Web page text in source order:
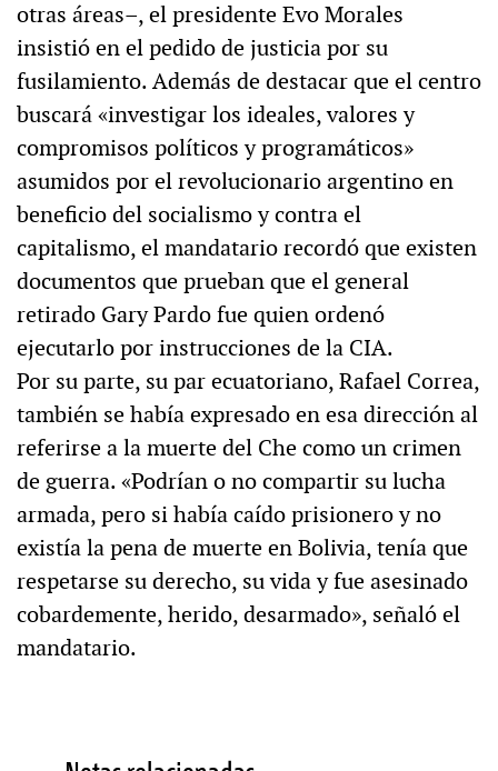
otras áreas–, el presidente Evo Morales
insistió en el pedido de justicia por su
fusilamiento. Además de destacar que el centro
buscará «investigar los ideales, valores y
compromisos políticos y programáticos»
asumidos por el revolucionario argentino en
beneficio del socialismo y contra el
capitalismo, el mandatario recordó que existen
documentos que prueban que el general
retirado Gary Pardo fue quien ordenó
ejecutarlo por instrucciones de la CIA.
Por su parte, su par ecuatoriano, Rafael Correa,
también se había expresado en esa dirección al
referirse a la muerte del Che como un crimen
de guerra. «Podrían o no compartir su lucha
armada, pero si había caído prisionero y no
existía la pena de muerte en Bolivia, tenía que
respetarse su derecho, su vida y fue asesinado
cobardemente, herido, desarmado», señaló el
mandatario.